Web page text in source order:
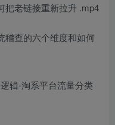
把老链接重新拉升 .mp4
稽查的六个维度和如何
辑-淘系平台流量分类